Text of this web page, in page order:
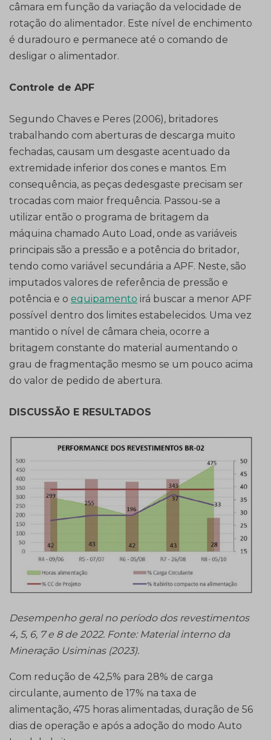
câmara em função da variação da velocidade de
rotação do alimentador. Este nível de enchimento
é duradouro e permanece até o comando de
desligar o alimentador.
Controle de APF
Segundo Chaves e Peres (2006), britadores
trabalhando com aberturas de descarga muito
fechadas, causam um desgaste acentuado da
extremidade inferior dos cones e mantos. Em
consequência, as peças dedesgaste precisam ser
trocadas com maior frequência. Passou-se a
utilizar então o programa de britagem da
máquina chamado Auto Load, onde as variáveis
principais são a pressão e a potência do britador,
tendo como variável secundária a APF. Neste, são
imputados valores de referência de pressão e
potência e o equipamento irá buscar a menor APF
possível dentro dos limites estabelecidos. Uma vez
mantido o nível de câmara cheia, ocorre a
britagem constante do material aumentando o
grau de fragmentação mesmo se um pouco acima
do valor de pedido de abertura.
DISCUSSÃO E RESULTADOS
Desempenho geral no período dos revestimentos
4, 5, 6, 7 e 8 de 2022. Fonte: Material interno da
Mineração Usiminas (2023).
Com redução de 42,5% para 28% de carga
circulante, aumento de 17% na taxa de
alimentação, 475 horas alimentadas, duração de 56
dias de operação e após a adoção do modo Auto